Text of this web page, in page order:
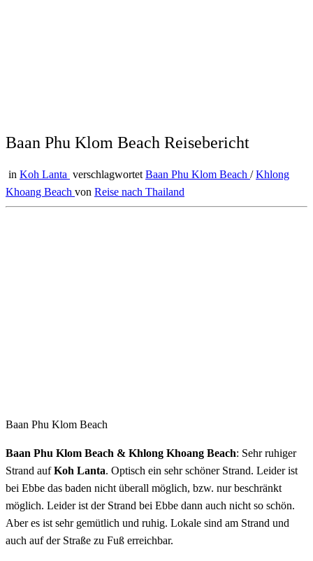
Baan Phu Klom Beach Reisebericht
in Koh Lanta verschlagwortet Baan Phu Klom Beach /Khlong
Khoang Beach von Reise nach Thailand
Baan Phu Klom Beach
Baan Phu Klom Beach & Khlong Khoang Beach: Sehr ruhiger
Strand aufKoh Lanta. Optisch ein sehr schöner Strand. Leider ist
bei Ebbe das baden nicht überall möglich, bzw. nur beschränkt
möglich. Leider ist der Strand bei Ebbe dann auch nicht so schön.
Aber es ist sehr gemütlich und ruhig. Lokale sind am Strand und
auch auf der Straße zu Fuß erreichbar.